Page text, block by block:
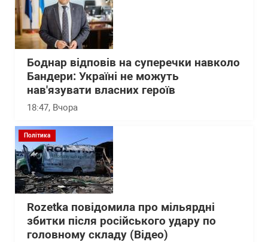
Боднар відповів на суперечки навколо
Бандери: Україні не можуть
нав'язувати власних героїв
18:47, Вчора
Політика
Rozetka повідомила про мільярдні
збитки після російського удару по
головному складу (Відео)